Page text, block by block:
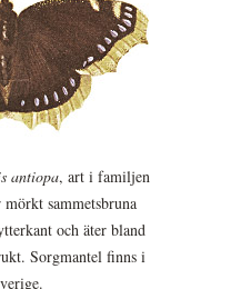
antiopa, art i familjen
sammetsbruna
och äter bland
Sorgmantel finns i